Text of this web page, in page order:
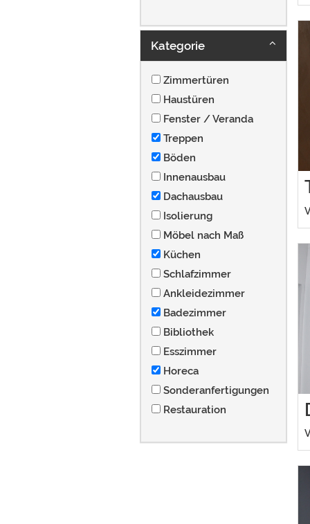
Kategorie
Zimmertüren
Haustüren
Fenster / Veranda
Treppen
Böden
Innenausbau
Dachausbau
Isolierung
Möbel nach Maß
Küchen
Schlafzimmer
Ankleidezimmer
Badezimmer
Bibliothek
Esszimmer
Horeca
Sonderanfertigungen
Restauration